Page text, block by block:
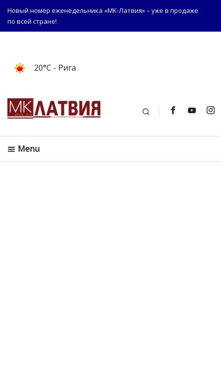
Новый номер еженедельника «МК-Латвия» – уже в продаже
по всей стране!
20°C - Рига
Поиск
Menu